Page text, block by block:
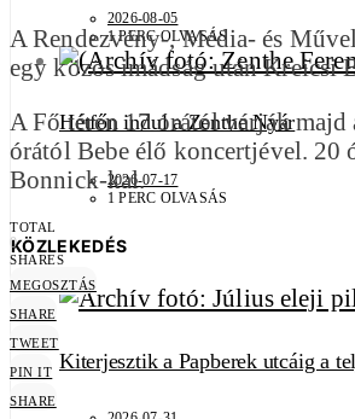
2026-08-05
1 PERC OLVASÁS
Hétfőn indul a Zenthe Nyár
2026-07-17
1 PERC OLVASÁS
KÖZLEKEDÉS
Kiterjesztik a Papberek utcáig a
A Rendezvény-, Média- és
egy közös imádság után Kreicsi
A Fő téren 17 órától várják majd
órától Bebe élő koncertjével. 20
Bonnick-kal.
TOTAL
0
SHARES
MEGOSZTÁS
SHARE
TWEET
PIN IT
SHARE